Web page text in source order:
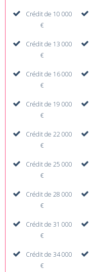
Crédit de 10 000
€
Crédit de 13 000
€
Crédit de 16 000
€
Crédit de 19 000
€
Crédit de 22 000
€
Crédit de 25 000
€
Crédit de 28 000
€
Crédit de 31 000
€
Crédit de 34 000
€